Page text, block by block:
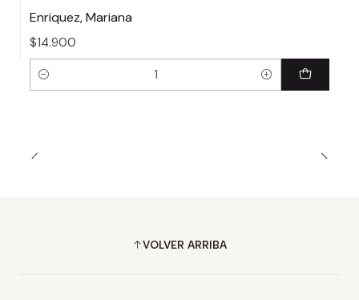
Enriquez, Mariana
$14.900
Cantidad
VOLVER ARRIBA